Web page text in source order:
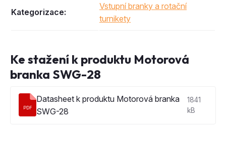
Kategorizace:
Vstupní branky a rotační
turnikety
Ke stažení k produktu Motorová
branka SWG-28
PDF
Datasheet k produktu Motorová branka
SWG-28
1841
kB